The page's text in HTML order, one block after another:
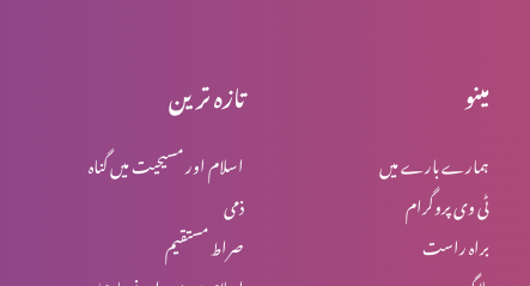
تازہ ترین
اسلام اور مسیحیت میں گناہ
ذمی
صراط مستقیم
مینو
ہمارے بارے میں
ٹی وی پروگرام
براہ راست